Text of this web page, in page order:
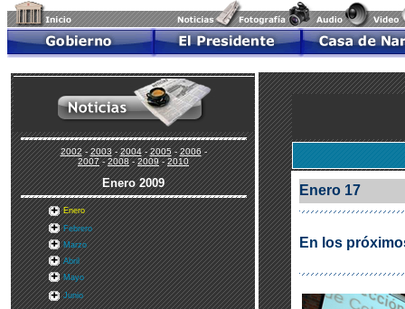
2002-2003-2004-2005-2006-
2007-2008-2009-2010
Enero2009
Enero
Febrero
Marzo
Abril
Mayo
Junio
Enero 17
En los